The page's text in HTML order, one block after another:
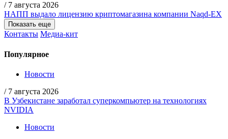
/ 7 августа 2026
НАПП выдало лицензию криптомагазина компании Naqd-EX
Показать еще
Контакты Медиа-кит
Популярное
Новости
/ 7 августа 2026
В Узбекистане заработал суперкомпьютер на технологиях
NVIDIA
Новости